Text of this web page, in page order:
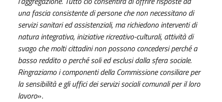
una fascia consistente di persone che non necessitano di
servizi sanitari ed assistenziali, ma richiedono interventi di
natura integrativa, iniziative ricreativo-culturali, attività di
svago che molti cittadini non possono concedersi perché a
basso reddito o perché soli ed esclusi dalla sfera sociale.
Ringraziamo i componenti della Commissione consiliare per
la sensibilità e gli uffici dei servizi sociali comunali per il loro
lavoro».